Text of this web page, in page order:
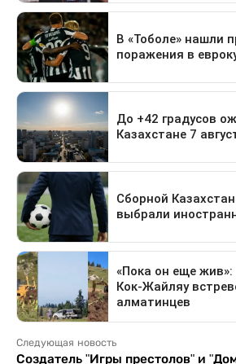
Следующая новость
Создатель "Игры престолов" и